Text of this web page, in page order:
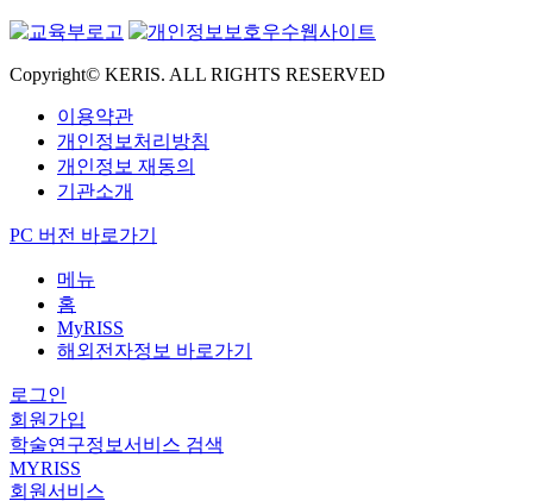
Copyright© KERIS. ALL RIGHTS RESERVED
이용약관
개인정보처리방침
개인정보 재동의
기관소개
PC 버전 바로가기
메뉴
홈
MyRISS
해외전자정보 바로가기
로그인
회원가입
학술연구정보서비스 검색
MYRISS
회원서비스